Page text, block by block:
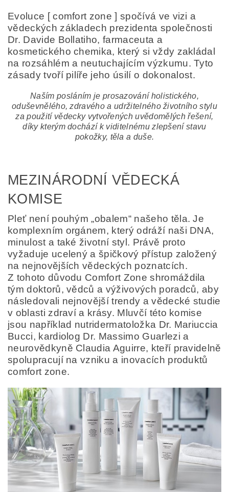
Evoluce [ comfort zone ] spočívá ve vizi a
vědeckých základech prezidenta společnosti
Dr. Davide Bollatiho, farmaceuta a
kosmetického chemika, který si vždy zakládal
na rozsáhlém a neutuchajícím výzkumu. Tyto
zásady tvoří pilíře jeho úsilí o dokonalost.
Naším posláním je prosazování holistického,
oduševnělého, zdravého a udržitelného životního stylu
za použití vědecky vytvořených uvědomělých řešení,
díky kterým dochází k viditelnému zlepšení stavu
pokožky, těla a duše.
MEZINÁRODNÍ VĚDECKÁ
KOMISE
Pleť není pouhým „obalem“ našeho těla. Je
komplexním orgánem, který odráží naši DNA,
minulost a také životní styl. Právě proto
vyžaduje ucelený a špičkový přístup založený
na nejnovějších vědeckých poznatcích.
Z tohoto důvodu Comfort Zone shromáždila
tým doktorů, vědců a výživových poradců, aby
následovali nejnovější trendy a vědecké studie
v oblasti zdraví a krásy. Mluvčí této komise
jsou například nutridermatoložka Dr. Mariuccia
Bucci, kardiolog Dr. Massimo Guarlezi a
neurovědkyně Claudia Aguirre, kteří pravidelně
spolupracují na vzniku a inovacích produktů
comfort zone.